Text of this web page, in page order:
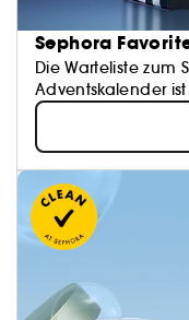
Sephora
Die Warteliste zum
Adventskalender